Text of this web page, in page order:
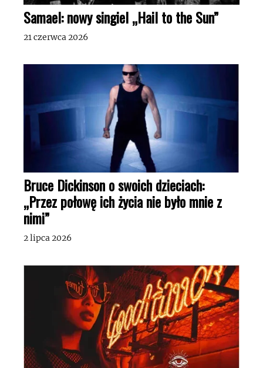
Samael: nowy singiel „Hail to the Sun”
21 czerwca 2026
Bruce Dickinson o swoich dzieciach:
„Przez połowę ich życia nie było mnie z
nimi”
2 lipca 2026